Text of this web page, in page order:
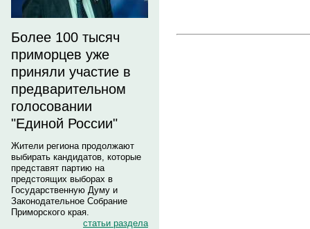
Более 100 тысяч
приморцев уже
приняли участие в
предварительном
голосовании
"Единой России"
Жители региона продолжают
выбирать кандидатов, которые
представят партию на
предстоящих выборах в
Государственную Думу и
Законодательное Собрание
Приморского края.
статьи раздела